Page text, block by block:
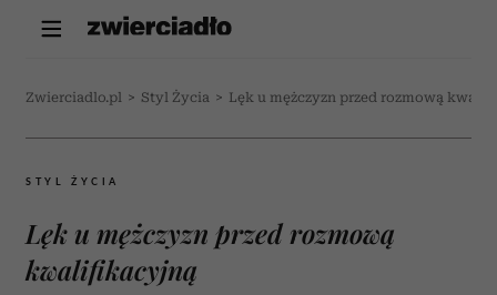
Zwierciadlo.pl > Styl Życia > Lęk u mężczyzn przed rozmową
STYL ŻYCIA
Lęk u mężczyzn przed rozmową
kwalifikacyjną